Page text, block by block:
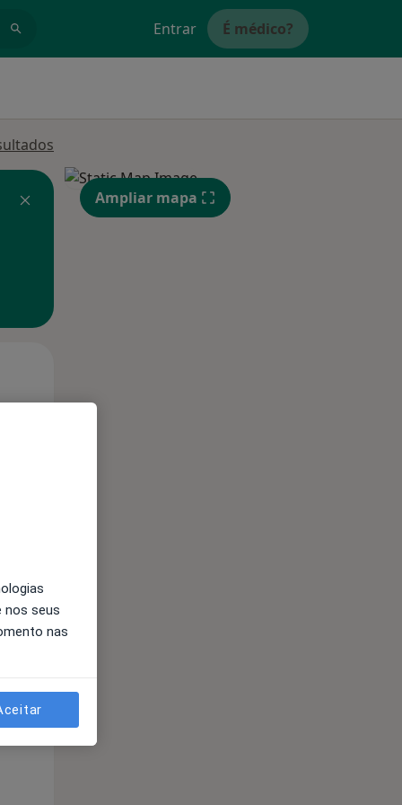
Entrar É médico?
10 Ago
Ampliar mapa
nos seus
nas